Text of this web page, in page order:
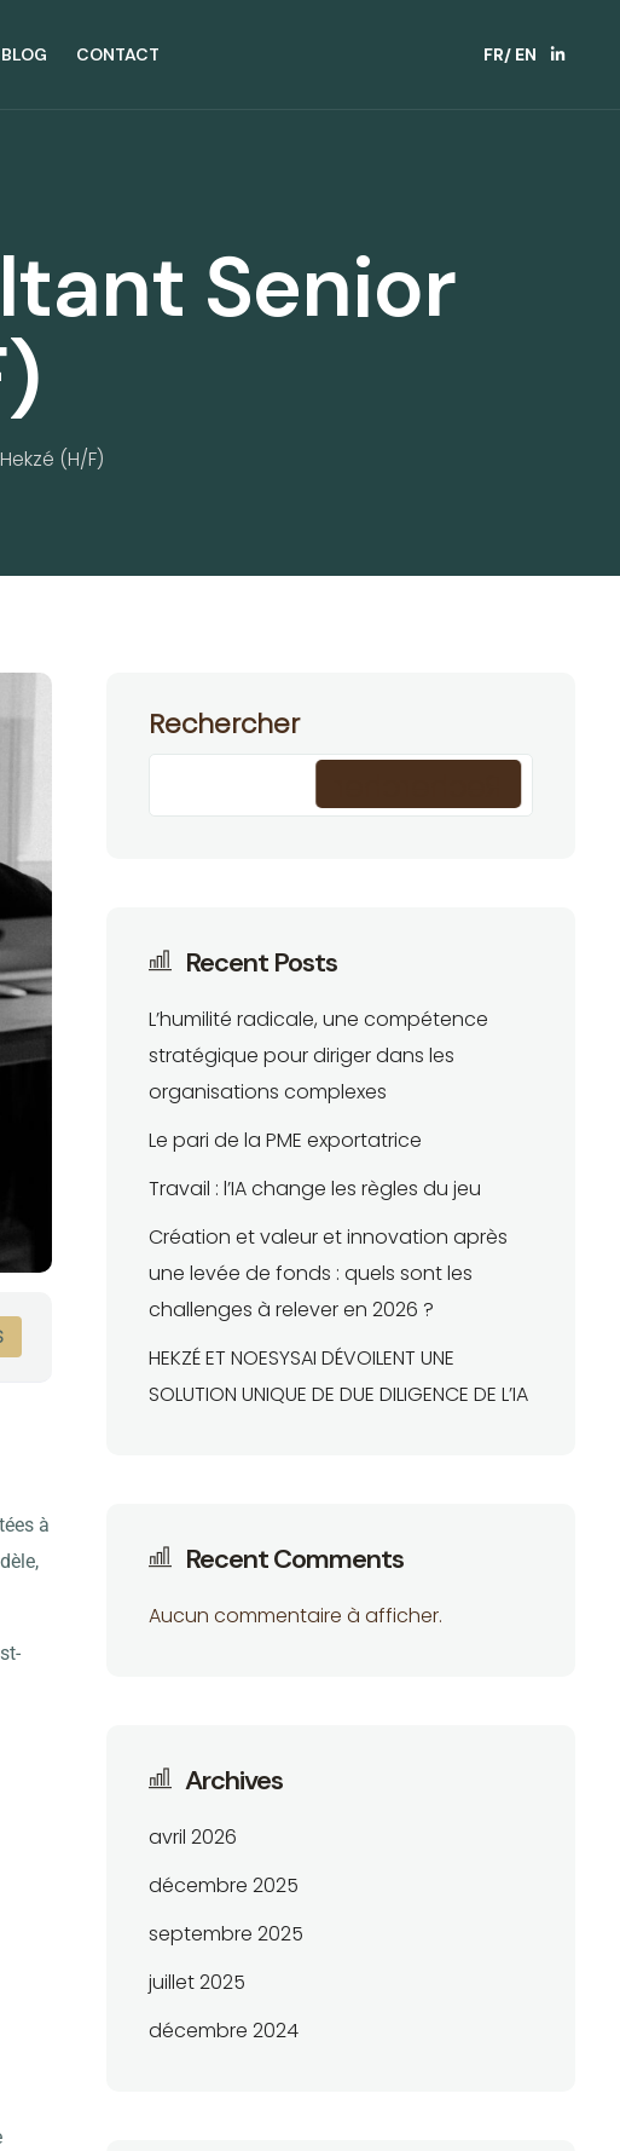
BLOG CONTACT FR/ EN
Senior
(H/F)
à
Rechercher
Recent Posts
L’humilité radicale, une compétence
stratégique pour diriger dans les
organisations complexes
Le pari de la PME exportatrice
Travail : l’IA change les règles du jeu
Création et valeur et innovation après
une levée de fonds : quels sont les
challenges à relever en 2026 ?
HEKZÉ ET NOESYSAI DÉVOILENT UNE
SOLUTION UNIQUE DE DUE DILIGENCE DE L’IA
Recent Comments
Aucun commentaire à afficher.
Archives
avril 2026
décembre 2025
septembre 2025
juillet 2025
décembre 2024